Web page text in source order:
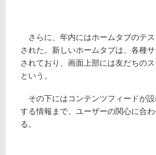
さらに、年内にはホームタブのテ
された。新しいホームタブは、各種
されており、画面上部には友だちの
という。
その下にはコンテンツフィードが
する情報まで、ユーザーの関心に合
る。